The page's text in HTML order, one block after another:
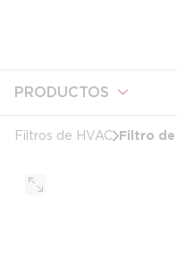
PRODUCTOS
Filtros de HVAC Filtro de